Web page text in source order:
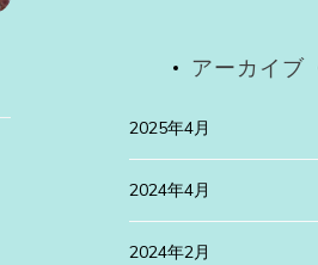
アーカイブ
2025年4月
2024年4月
2024年2月